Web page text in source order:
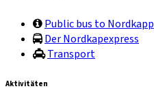
Public bus to Nordkapp
Der Nordkapexpress
Transport
Aktivitäten